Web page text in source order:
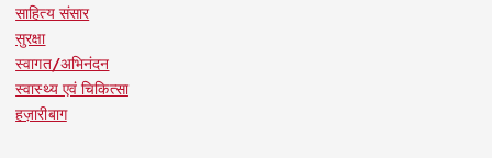
साहित्य संसार
सुरक्षा
स्वागत/अभिनंदन
स्वास्थ्य एवं चिकित्सा
हज़ारीबाग